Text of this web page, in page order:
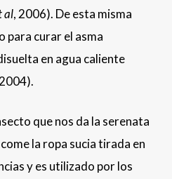
al, 2006). De esta misma
para curar el asma
en agua caliente
que nos da la serenata
la ropa sucia tirada en
y es utilizado por los